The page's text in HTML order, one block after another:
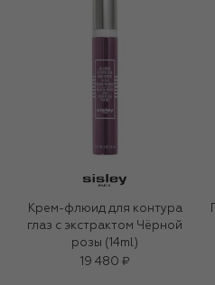
Крем-флюид для контура
глаз с экстрактом Чёрной
розы (14ml)
19 480 ₽